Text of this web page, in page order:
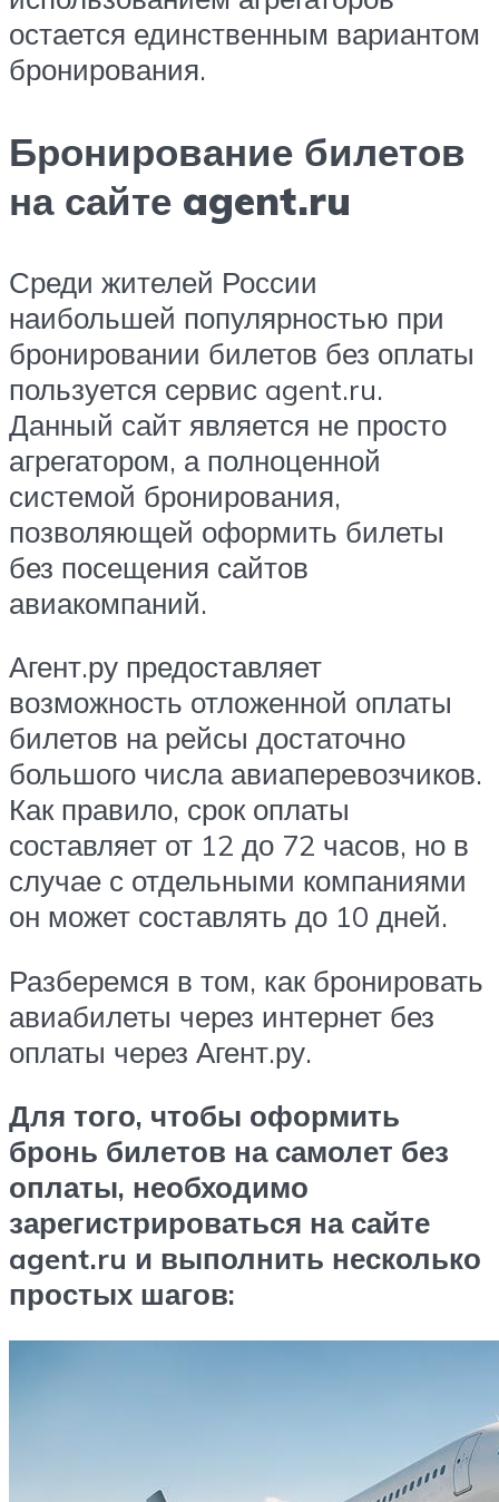
остается единственным вариантом
бронирования.
Бронирование билетов
на сайте agent.ru
Среди жителей России
наибольшей популярностью при
бронировании билетов без оплаты
пользуется сервис agent.ru.
Данный сайт является не просто
агрегатором, а полноценной
системой бронирования,
позволяющей оформить билеты
без посещения сайтов
авиакомпаний.
Агент.ру предоставляет
возможность отложенной оплаты
билетов на рейсы достаточно
большого числа авиаперевозчиков.
Как правило, срок оплаты
составляет от 12 до 72 часов, но в
случае с отдельными компаниями
он может составлять до 10 дней.
Разберемся в том, как бронировать
авиабилеты через интернет без
оплаты через Агент.ру.
Для того, чтобы оформить
бронь билетов на самолет без
оплаты, необходимо
зарегистрироваться на сайте
agent.ru и выполнить несколько
простых шагов: